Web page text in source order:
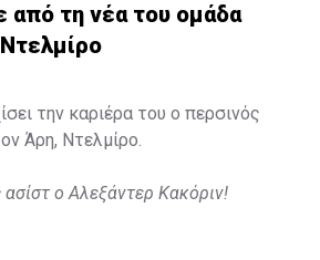
από τη νέα του ομάδα
την καριέρα του ο περσινός
Άρη, Ντελμίρο.
ασίστ ο Αλεξάντερ Κακόριν!